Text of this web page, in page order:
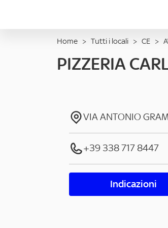
Home > Tutti i locali > CE >
PIZZERIA
VIA ANTONIO
+39 338 717 8447
Indicazioni